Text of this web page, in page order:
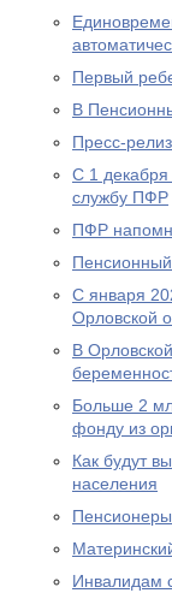
Первый
В
Пресс-
С 1 декабря
службу ПФР
ПФР
С января
Орловской
В
Больше 2
фонду из
Как будут
населения
Инвалидам